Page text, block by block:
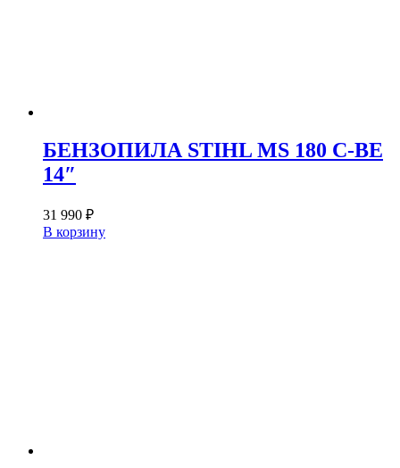
БЕНЗОПИЛА STIHL MS 180 C-BE
14″
31 990 ₽
В корзину